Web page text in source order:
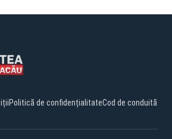
Politică de confidențialitateCod de conduită